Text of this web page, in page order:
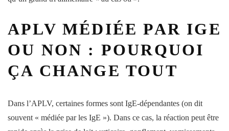
APLV MÉDIÉE PAR IGE
OU NON : POURQUOI
ÇA CHANGE TOUT
Dans l’APLV, certaines formes sont IgE-dépendantes (on dit
souvent « médiée par les IgE »). Dans ce cas, la réaction peut être